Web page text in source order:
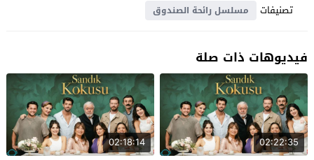
تصنيفات
مسلسل رائحة الصندوق
فيديوهات ذات صلة
02:22:35
02:18:14